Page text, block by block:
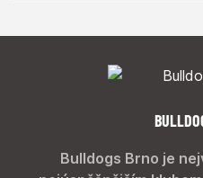
Bulldogs Brno je